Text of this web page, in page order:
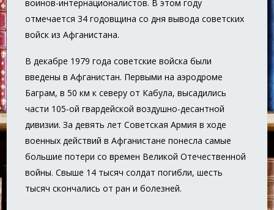
воинов-интернационалистов. В этом году
отмечается 34 годовщина со дня вывода советских
войск из Афганистана.
В декабре 1979 года советские войска были
введены в Афганистан. Первыми на аэродроме
Баграм, в 50 км к северу от Кабула, высадились
части 105-ой гвардейской воздушно-десантной
дивизии. За девять лет Советская Армия в ходе
военных действий в Афганистане понесла самые
большие потери со времен Великой Отечественной
войны. Свыше 14 тысяч солдат погибли, шесть
тысяч скончались от ран и болезней.